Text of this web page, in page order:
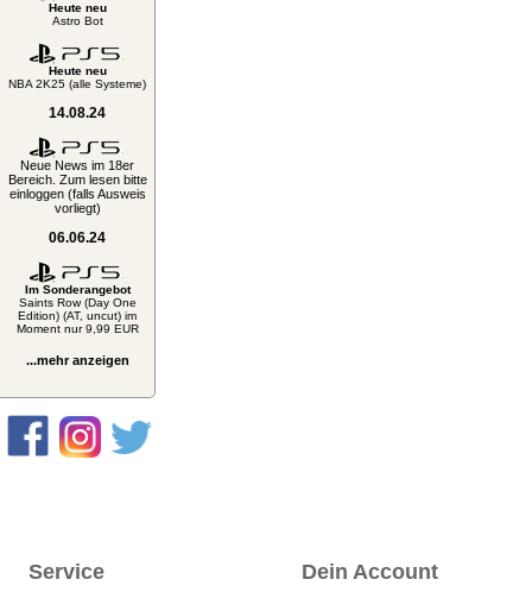
Heute neu
Astro Bot
Heute neu
NBA 2K25 (alle Systeme)
14.08.24
Neue News im 18er
Bereich. Zum lesen bitte
einloggen (falls Ausweis
vorliegt)
06.06.24
Im Sonderangebot
Saints Row (Day One
Edition) (AT, uncut) im
Moment nur 9,99 EUR
...mehr anzeigen
Service Dein Account